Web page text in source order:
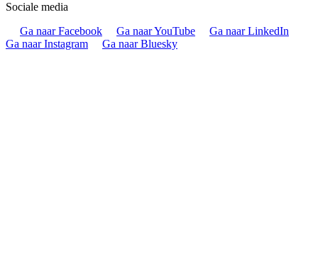
Sociale media
Ga naar Facebook
Ga naar YouTube
Ga naar LinkedIn
Ga naar Instagram
Ga naar Bluesky